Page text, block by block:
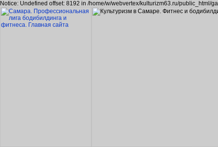
Notice: Undefined offset: 8192 in /home/w/webvertex/kulturizm63.ru/public_html/